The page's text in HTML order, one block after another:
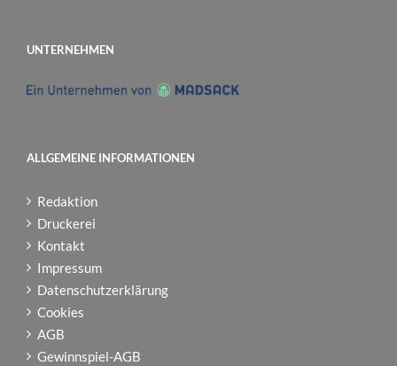
UNTERNEHMEN
ALLGEMEINE INFORMATIONEN
Redaktion
Druckerei
Kontakt
Impressum
Datenschutzerklärung
Cookies
AGB
Gewinnspiel-AGB